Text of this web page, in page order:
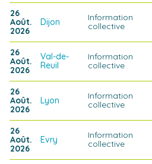
VAL-DE-REUIL DIJON
26
Août.
2026
Dijon
Information
collective
26
Août.
2026
Val-de-
Reuil
Information
collective
26
Août.
2026
Lyon
Information
collective
26
Août.
2026
Evry
Information
collective